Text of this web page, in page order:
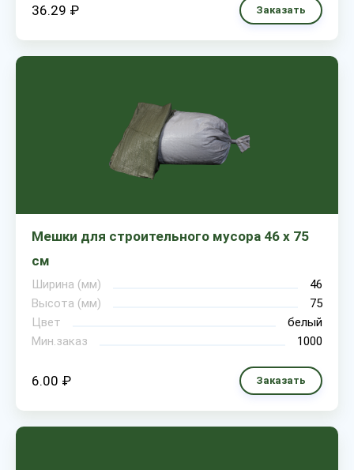
36.29 ₽ Заказать
Мешки для строительного мусора 46 х 75
см
Ширина (мм)
46
Высота (мм)
75
Цвет
белый
Мин.заказ
1000
6.00 ₽ Заказать